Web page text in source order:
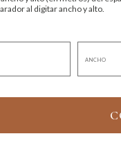
al digitar ancho y alto.